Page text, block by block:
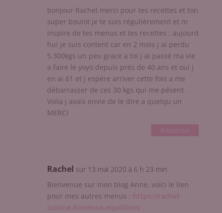
bonjour Rachel merci pour tes recettes et ton
super boulot je te suis régulièrement et m
inspire de tes menus et tes recettes ; aujourd
hui je suis content car en 2 mois j ai perdu
5.300kgs un peu grace a toi j ai passé ma vie
a faire le yoyo depuis prés de 40 ans et oui j
en ai 61 et j espére arriver cette fois a me
débarrasser de ces 30 kgs qui me pésent .
Voila j avais envie de le dire a quelqu un
MERCI
Réponse
Rachel sur 13 mai 2020 à 6 h 23 min
Bienvenue sur mon blog Anne, voici le lien
pour mes autres menus : https://rachel-
cuisine.fr/menus-equilibres